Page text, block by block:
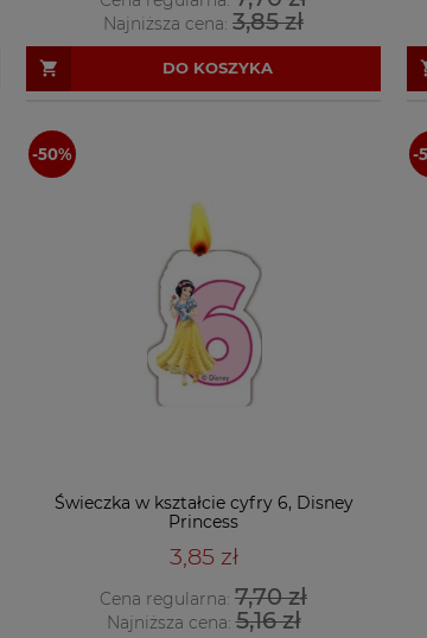
Najniższa cena: 3,85 zł
DO KOSZYKA
Świeczka w kształcie cyfry 6, Disney
Princess
3,85 zł
Cena regularna: 7,70 zł
Najniższa cena:5,16 zł